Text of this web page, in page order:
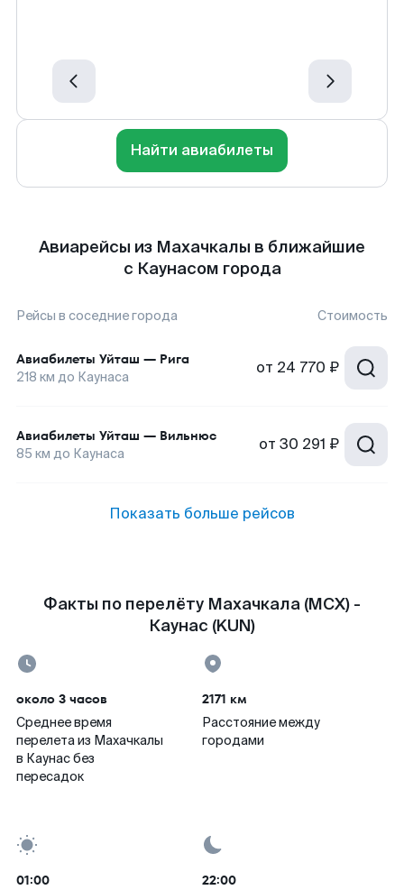
Найти авиабилеты
Авиарейсы из Махачкалы в ближайшие
с Каунасом города
Рейсы в соседние города Стоимость
Авиабилеты Уйташ — Рига
218 км до Каунаса от 24 770 ₽
Авиабилеты Уйташ — Вильнюс
85 км до Каунаса от 30 291 ₽
Показать больше рейсов
Факты по перелёту Махачкала (MCX) -
Каунас (KUN)
около 3 часов
Среднее время
перелета из Махачкалы
в Каунас без
пересадок
2171 км
Расстояние между
городами
01:00 22:00